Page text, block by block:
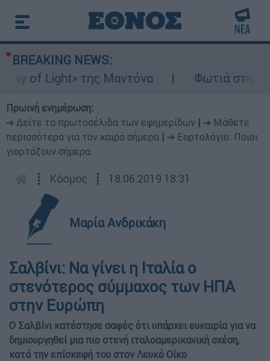
BREAKING NEWS:
of Light» της Μαντόνα
Φωτιά στη
Πρωινή ενημέρωση:
➔ Δείτε τα πρωτοσέλιδα των εφημερίδων
➔ Μάθετε
περισσότερα για τον καιρό σήμερα
➔ Εορτολόγιο: Ποιοι
γιορτάζουν σήμερα
┋ Κόσμος ┋ 18.06.2019 18:31
Μαρία Ανδρικάκη
Σαλβίνι: Να γίνει η Ιταλία ο
στενότερος σύμμαχος των ΗΠΑ
στην Ευρώπη
Ο Σαλβίνι κατέστησε σαφές ότι υπάρχει ευκαιρία για να
δημιουργηθεί μια πιο στενή ιταλοαμερικανική σχέση,
κατά την επίσκεψή του στον Λευκό Οίκο